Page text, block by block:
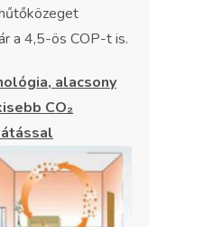
a 4,5-ös COP-t is.
alacsony
CO₂